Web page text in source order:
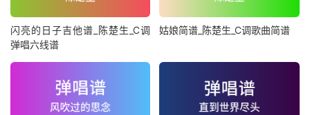
闪亮的日子吉他谱_陈楚生_C调
弹唱六线谱
姑娘简谱_陈楚生_C调歌曲简谱